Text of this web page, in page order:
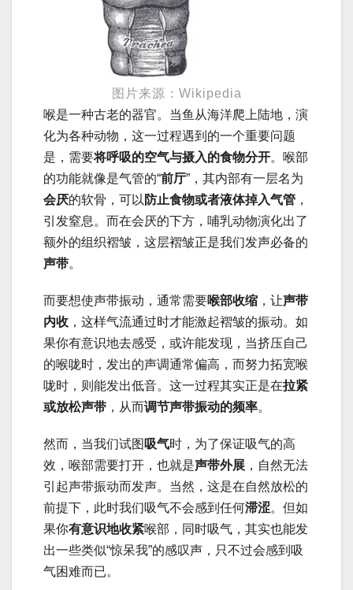
图片来源：Wikipedia
喉是一种古老的器官。当鱼从海洋爬上陆地，演
化为各种动物，这一过程遇到的一个重要问题
是，需要将呼吸的空气与摄入的食物分开。喉部
的功能就像是气管的“前厅”，其内部有一层名为
会厌的软骨，可以 防止食物或者液体掉入气管 ，
引发窒息。而在会厌的下方，哺乳动物演化出了
额外的组织褶皱，这层褶皱正是我们发声必备的
声带。
而要想使声带振动，通常需要喉部收缩 ，让声带
内收 ，这样气流通过时才能激起褶皱的振动。如
果你有意识地去感受，或许能发现，当挤压自己
的喉咙时，发出的声调通常偏高，而努力拓宽喉
咙时，则能发出低音。这一过程其实正是在拉紧
或放松声带 ，从而调节声带振动的频率。
然而，当我们试图 吸气时，为了保证吸气的高
效，喉部需要打开，也就是声带外展 ，自然无法
引起声带振动而发声。当然，这是在自然放松的
前提下，此时我们吸气不会感到任何滞涩。但如
果你有意识地收紧喉部，同时吸气，其实也能发
出一些类似“惊呆我”的感叹声，只不过会感到吸
气困难而已。